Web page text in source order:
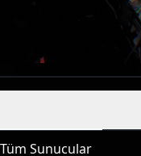
Tüm Sunucular